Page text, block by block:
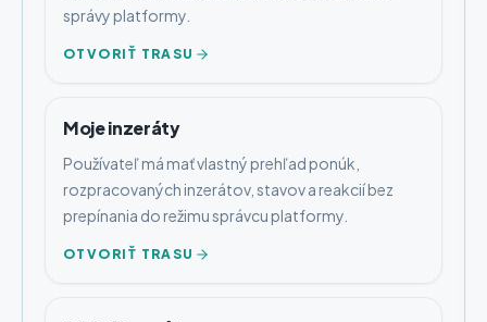
správy platformy.
OTVORIŤ TRASU
Moje inzeráty
Používateľ má mať vlastný prehľad ponúk,
rozpracovaných inzerátov, stavov a reakcií bez
prepínania do režimu správcu platformy.
OTVORIŤ TRASU